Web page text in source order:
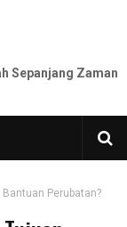
Sepanjang Zaman
Perubatan?